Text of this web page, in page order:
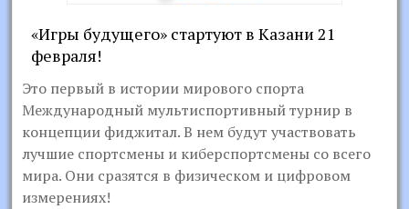
«Игры будущего» стартуют в Казани 21
февраля!
Это первый в истории мирового спорта
Международный мультиспортивный турнир в
концепции фиджитал. В нем будут участвовать
лучшие спортсмены и киберспортсмены со всего
мира. Они сразятся в физическом и цифровом
измерениях!